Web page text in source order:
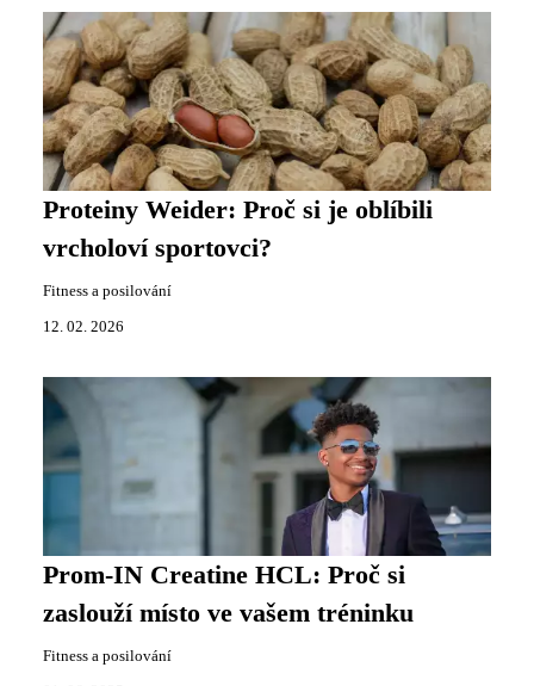
Proteiny Weider: Proč si je oblíbili
vrcholoví sportovci?
Fitness a posilování
12. 02. 2026
Prom-IN Creatine HCL: Proč si
zaslouží místo ve vašem tréninku
Fitness a posilování